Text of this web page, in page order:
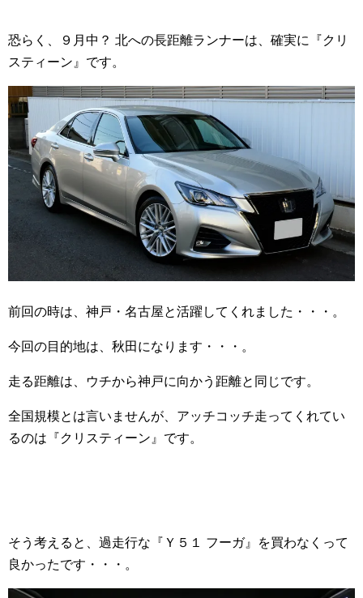
恐らく、９月中？ 北への長距離ランナーは、確実に『クリ
スティーン』です。
前回の時は、神戸・名古屋と活躍してくれました・・・。
今回の目的地は、秋田になります・・・。
走る距離は、ウチから神戸に向かう距離と同じです。
全国規模とは言いませんが、アッチコッチ走ってくれてい
るのは『クリスティーン』です。
そう考えると、過走行な『Ｙ５１ フーガ』を買わなくって
良かったです・・・。